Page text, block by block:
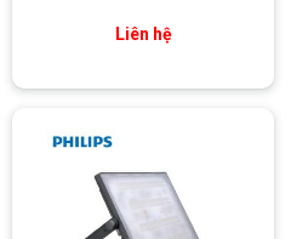
– 240V)
Liên hệ